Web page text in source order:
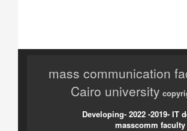
mass communication
Cairo university
Developing- 2022 -2019- IT
masscomm faculty